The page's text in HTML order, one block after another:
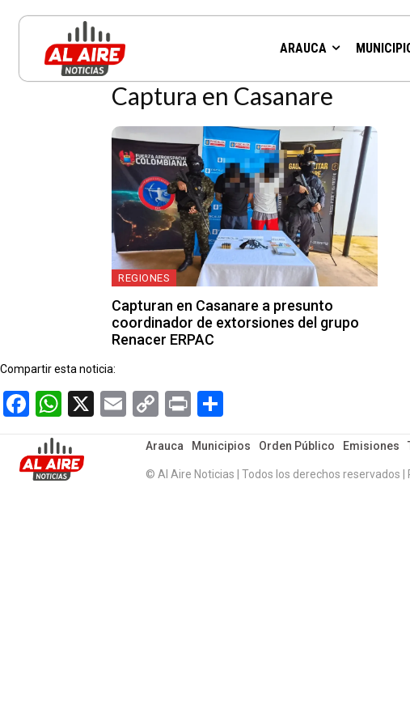
ARAUCA
Captura en Casanare
REGIONES
Capturan en Casanare a presunto
coordinador de extorsiones del grupo
Renacer ERPAC
Compartir esta noticia:
Facebook
WhatsApp
X EmailCopy
Print
Arauca Municipios Orden Público Emisiones
© Al Aire Noticias | Todos los derechos reservados